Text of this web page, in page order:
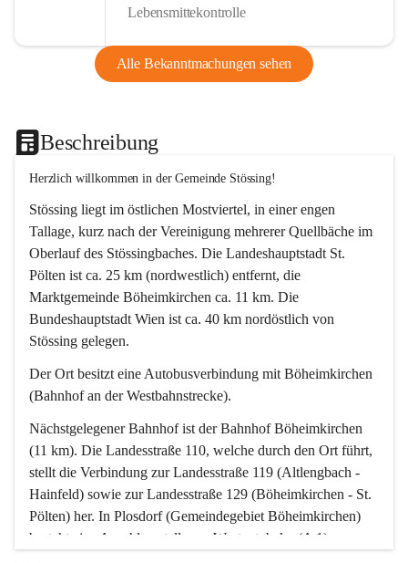
Lebensmittekontrolle
Alle Bekanntmachungen sehen
Beschreibung
Herzlich willkommen in der Gemeinde Stössing!
Stössing liegt im östlichen Mostviertel, in einer engen
Tallage, kurz nach der Vereinigung mehrerer Quellbäche im
Oberlauf des Stössingbaches. Die Landeshauptstadt St.
Pölten ist ca. 25 km (nordwestlich) entfernt, die
Marktgemeinde Böheimkirchen ca. 11 km. Die
Bundeshauptstadt Wien ist ca. 40 km nordöstlich von
Stössing gelegen.
Der Ort besitzt eine Autobusverbindung mit Böheimkirchen
(Bahnhof an der Westbahnstrecke).
Nächstgelegener Bahnhof ist der Bahnhof Böheimkirchen
(11 km). Die Landesstraße 110, welche durch den Ort führt,
stellt die Verbindung zur Landesstraße 119 (Altlengbach -
Hainfeld) sowie zur Landesstraße 129 (Böheimkirchen - St.
Pölten) her. In Plosdorf (Gemeindegebiet Böheimkirchen)
besteht eine Anschlussstelle zur Westautobahn (A 1).